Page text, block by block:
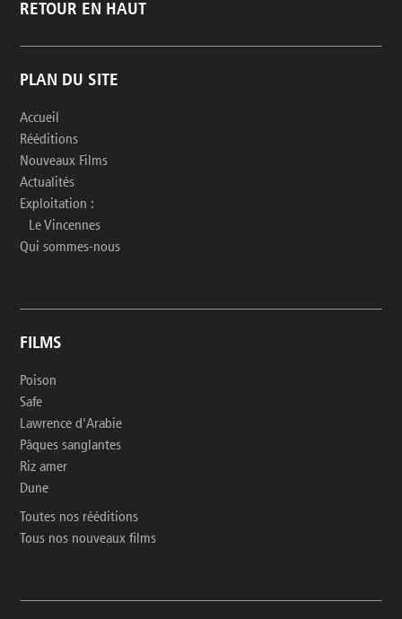
RETOUR EN HAUT
PLAN DU SITE
Accueil
Rééditions
Nouveaux Films
Actualités
Exploitation :
Le Vincennes
Qui sommes-nous
FILMS
Poison
Safe
Lawrence d'Arabie
Pâques sanglantes
Riz amer
Dune
Toutes nos rééditions
Tous nos nouveaux films